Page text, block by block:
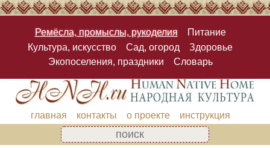
Ремёсла, промыслы, рукоделия
Питание
Культура, искусство
Сад, огород
Здоровье
Экопоселения, праздники
Словарь
главная контакты о проекте инструкция